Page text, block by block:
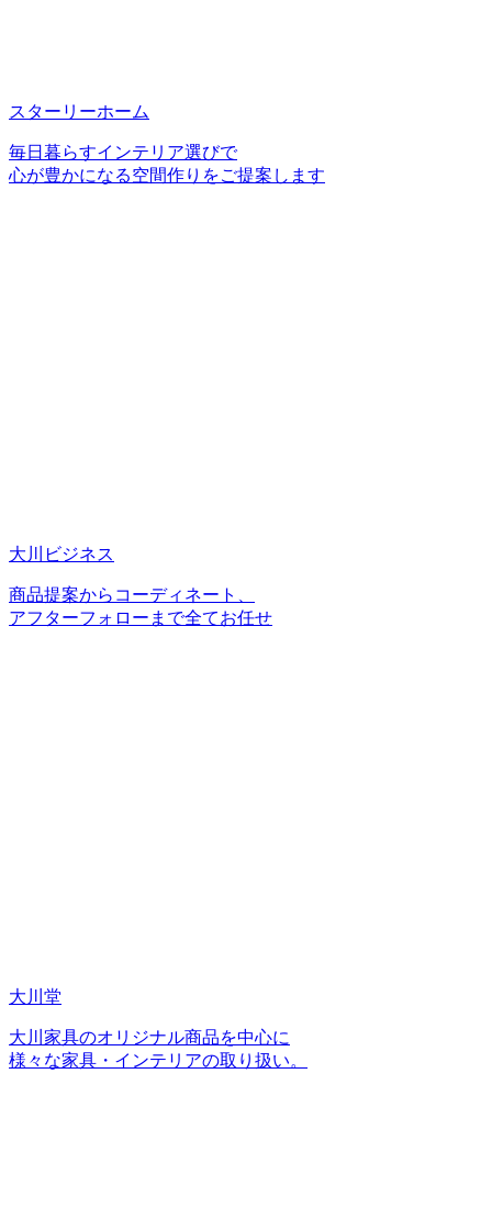
スターリーホーム
毎日暮らすインテリア選びで
心が豊かになる空間作りをご提案します
大川ビジネス
商品提案からコーディネート、
アフターフォローまで全てお任せ
大川堂
大川家具のオリジナル商品を中心に
様々な家具・インテリアの取り扱い。